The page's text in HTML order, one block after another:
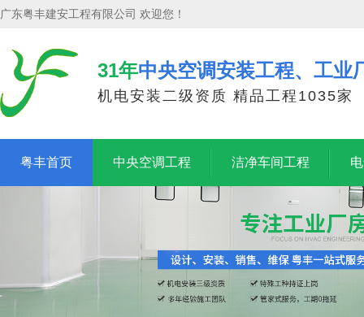
广东粤丰建安工程有限公司 欢迎您！
31年中央空调安装工程、工业
机电安装二级资质 精品工程1035家
粤丰首页 中央空调工程 洁净车间工程